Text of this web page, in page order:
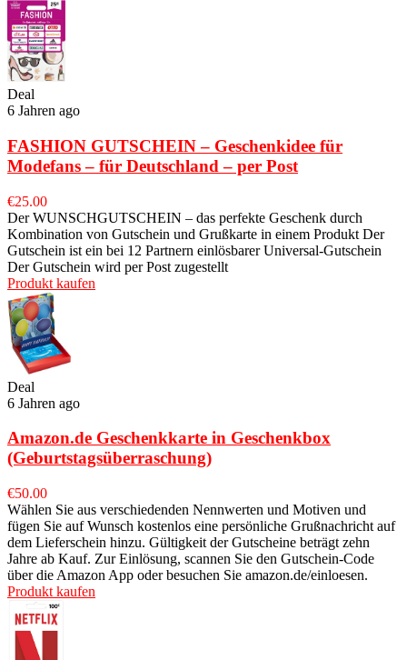
Deal
6 Jahren ago
FASHION GUTSCHEIN – Geschenkidee für
Modefans – für Deutschland – per Post
€25.00
Der WUNSCHGUTSCHEIN – das perfekte Geschenk durch
Kombination von Gutschein und Grußkarte in einem Produkt Der
Gutschein ist ein bei 12 Partnern einlösbarer Universal-Gutschein
Der Gutschein wird per Post zugestellt
Produkt kaufen
Deal
6 Jahren ago
Amazon.de Geschenkkarte in Geschenkbox
(Geburtstagsüberraschung)
€50.00
Wählen Sie aus verschiedenden Nennwerten und Motiven und
fügen Sie auf Wunsch kostenlos eine persönliche Grußnachricht auf
dem Lieferschein hinzu. Gültigkeit der Gutscheine beträgt zehn
Jahre ab Kauf. Zur Einlösung, scannen Sie den Gutschein-Code
über die Amazon App oder besuchen Sie amazon.de/einloesen.
Produkt kaufen